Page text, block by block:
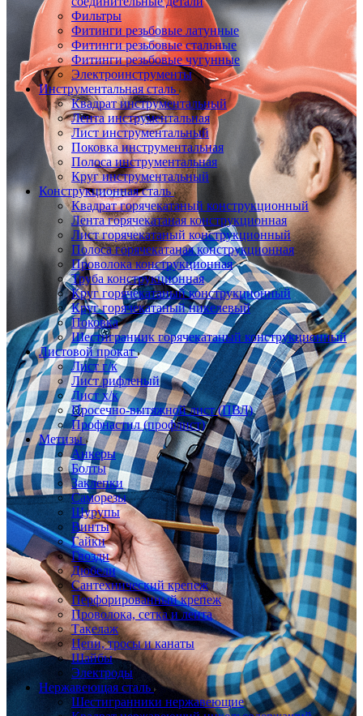
Фильтры
Фитинги резьбовые латунные
Фитинги резьбовые стальные
Фитинги резьбовые чугунные
Электроинструменты
Инструментальная сталь
Квадрат инструментальный
Лента инструментальная
Лист инструментальный
Поковка инструментальная
Полоса инструментальная
Круг инструментальный
Конструкционная сталь
Квадрат горячекатаный конструкционный
Лента горячекатаная конструкционная
Лист горячекатаный конструкционный
Полоса горячекатаная конструкционная
Проволока конструкционная
Труба конструкционная
Круг горячекатаный конструкционный
Круг горячекатаный никелевый
Поковка
Шестигранник горячекатаный конструкционный
Листовой прокат
Лист г/к
Лист рифленый
Лист х/к
Просечно-вытяжной лист (ПВЛ)
Профнастил (профлист)
Метизы
Анкеры
Болты
Заклепки
Саморезы
Шурупы
Винты
Гайки
Гвозди
Дюбели
Сантехнический крепеж
Перфорированный крепеж
Проволока, сетка и лента
Такелаж
Цепи, тросы и канаты
Шайбы
Электроды
Нержавеющая сталь
Шестигранники нержавеющие